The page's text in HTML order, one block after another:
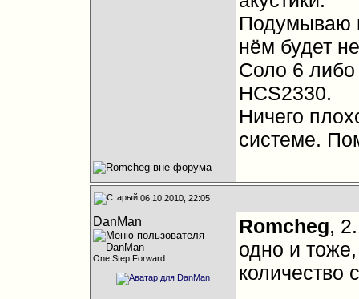
Подумываю
нём будет
Соло 6
HCS2330.
Ничего
системе.
06.10.2010, 22:05
DanMan
One Step Forward
Romcheg,
одно и
количество